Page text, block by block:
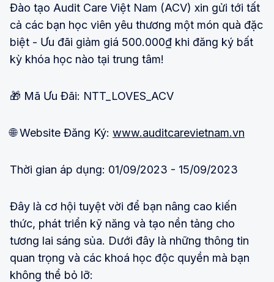
Đào tạo Audit Care Việt Nam (ACV) xin gửi tới tất
cả các bạn học viên yêu thương một món quà đặc
biệt - Ưu đãi giảm giá 500.000₫ khi đăng ký bất
kỳ khóa học nào tại trung tâm!
🎁 Mã Ưu Đãi: NTT_LOVES_ACV
🌐 Website Đăng Ký: www.auditcarevietnam.vn
Thời gian áp dụng: 01/09/2023 - 15/09/2023
Đây là cơ hội tuyệt vời để bạn nâng cao kiến
thức, phát triển kỹ năng và tạo nền tảng cho
tương lai sáng sủa. Dưới đây là những thông tin
quan trọng và các khoá học độc quyền mà bạn
không thể bỏ lỡ: